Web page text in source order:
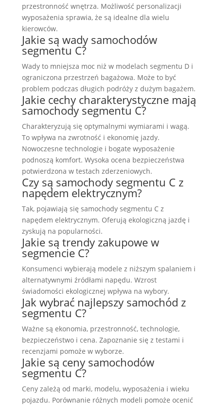
przestronność wnętrza. Możliwość personalizacji
wyposażenia sprawia, że są idealne dla wielu
kierowców.
Jakie są wady samochodów
segmentu C?
Wady to mniejsza moc niż w modelach segmentu D i
ograniczona przestrzeń bagażowa. Może to być
problem podczas długich podróży z dużym bagażem.
Jakie cechy charakterystyczne mają
samochody segmentu C?
Charakteryzują się optymalnymi wymiarami i wagą.
To wpływa na zwrotność i ekonomię jazdy.
Nowoczesne technologie i bogate wyposażenie
podnoszą komfort. Wysoka ocena bezpieczeństwa
potwierdzona w testach zderzeniowych.
Czy są samochody segmentu C z
napędem elektrycznym?
Tak, pojawiają się samochody segmentu C z
napędem elektrycznym. Oferują ekologiczną jazdę i
zyskują na popularności.
Jakie są trendy zakupowe w
segmencie C?
Konsumenci wybierają modele z niższym spalaniem i
alternatywnymi źródłami napędu. Wzrost
świadomości ekologicznej wpływa na wybory.
Jak wybrać najlepszy samochód z
segmentu C?
Ważne są ekonomia, przestronność, technologie,
bezpieczeństwo i cena. Zapoznanie się z testami i
recenzjami pomoże w wyborze.
Jakie są ceny samochodów
segmentu C?
Ceny zależą od marki, modelu, wyposażenia i wieku
pojazdu. Porównanie różnych modeli pomoże ocenić